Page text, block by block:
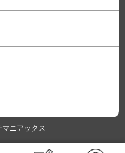
ニアックス